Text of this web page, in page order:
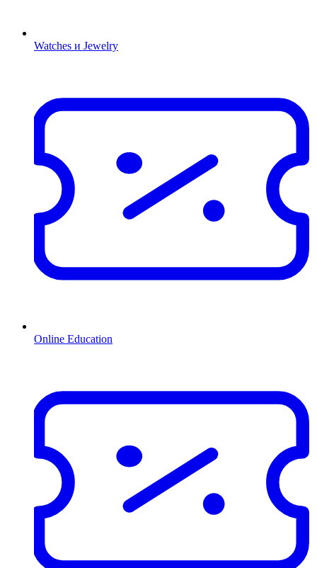
Watches и Jewelry
Online Education